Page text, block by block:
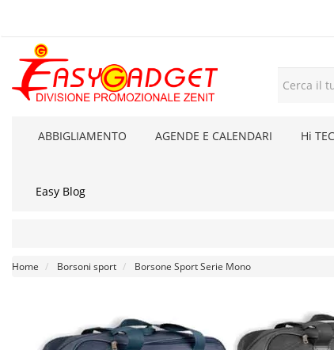
ABBIGLIAMENTO AGENDE E CALENDARI Hi
Easy Blog
Home Borsoni sport Borsone Sport Serie Mono